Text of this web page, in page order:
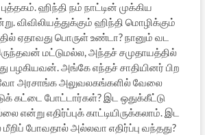
ஹிந்தி நம் நாட்டின் முக்கிய
விவிலியத்துக்கும் ஹிந்தி மொழிக்கும்
ஏதாவது பொருள் உண்டா? நானும் வட
மட்டுமல்ல, அந்தச் சமுதாயத்தில்
பழகியவன். அங்கே எந்தச் சாதியினர் பிற
அரசாங்க அலுவலகங்களில் வேலை
கட்டை போட்டார்கள்? இட ஒதுக்கீட்டு
என்று எதிர்ப்புக் காட்டியிருக்கலாம். இட
போவதால் அல்லவா எதிர்ப்பு வந்தது?